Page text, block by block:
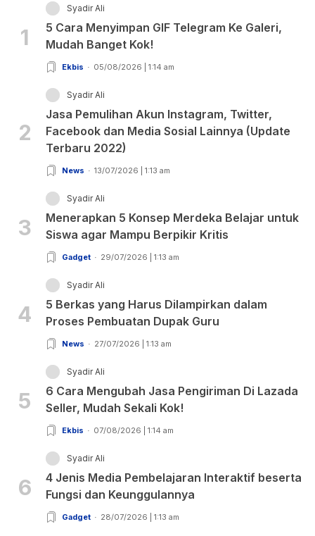
1
Syadir Ali
5 Cara Menyimpan GIF Telegram Ke Galeri,
Mudah Banget Kok!
Ekbis 05/08/2026 | 1:14 am
2
Syadir Ali
Jasa Pemulihan Akun Instagram, Twitter,
Facebook dan Media Sosial Lainnya (Update
Terbaru 2022)
News 13/07/2026 | 1:13 am
3
Syadir Ali
Menerapkan 5 Konsep Merdeka Belajar untuk
Siswa agar Mampu Berpikir Kritis
Gadget 29/07/2026 | 1:13 am
4
Syadir Ali
5 Berkas yang Harus Dilampirkan dalam
Proses Pembuatan Dupak Guru
News 27/07/2026 | 1:13 am
5
Syadir Ali
6 Cara Mengubah Jasa Pengiriman Di Lazada
Seller, Mudah Sekali Kok!
Ekbis 07/08/2026 | 1:14 am
6
Syadir Ali
4 Jenis Media Pembelajaran Interaktif beserta
Fungsi dan Keunggulannya
Gadget 28/07/2026 | 1:13 am